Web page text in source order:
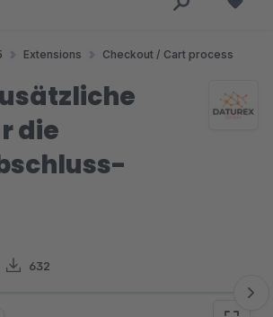
Extensions Checkout / Cart process
die
632